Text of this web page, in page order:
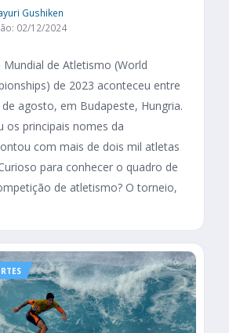
Gushiken
02/12/2024
de Atletismo (World
de 2023 aconteceu entre
agosto, em Budapeste, Hungria.
os principais nomes da
com mais de dois mil atletas
para conhecer o quadro de
de atletismo? O torneio,